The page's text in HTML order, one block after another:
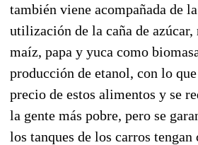
también viene acompañada de
utilización de la caña de azúcar,
maíz, papa y yuca como
producción de etanol, con lo
precio de estos alimentos y se
la gente más pobre, pero se
los tanques de los carros